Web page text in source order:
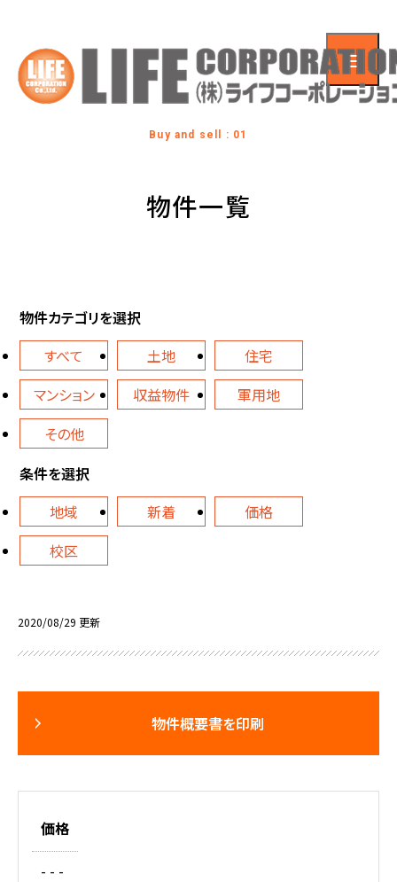
Buy and sell : 01
物件一覧
物件カテゴリを選択
すべて
土地
住宅
マンション
収益物件
軍用地
その他
条件を選択
地域
新着
価格
校区
2020/08/29 更新
物件概要書を印刷
価格
- - -